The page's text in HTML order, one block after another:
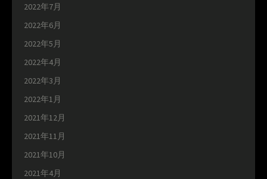
2022年7月
2022年6月
2022年5月
2022年4月
2022年3月
2022年1月
2021年12月
2021年11月
2021年10月
2021年4月